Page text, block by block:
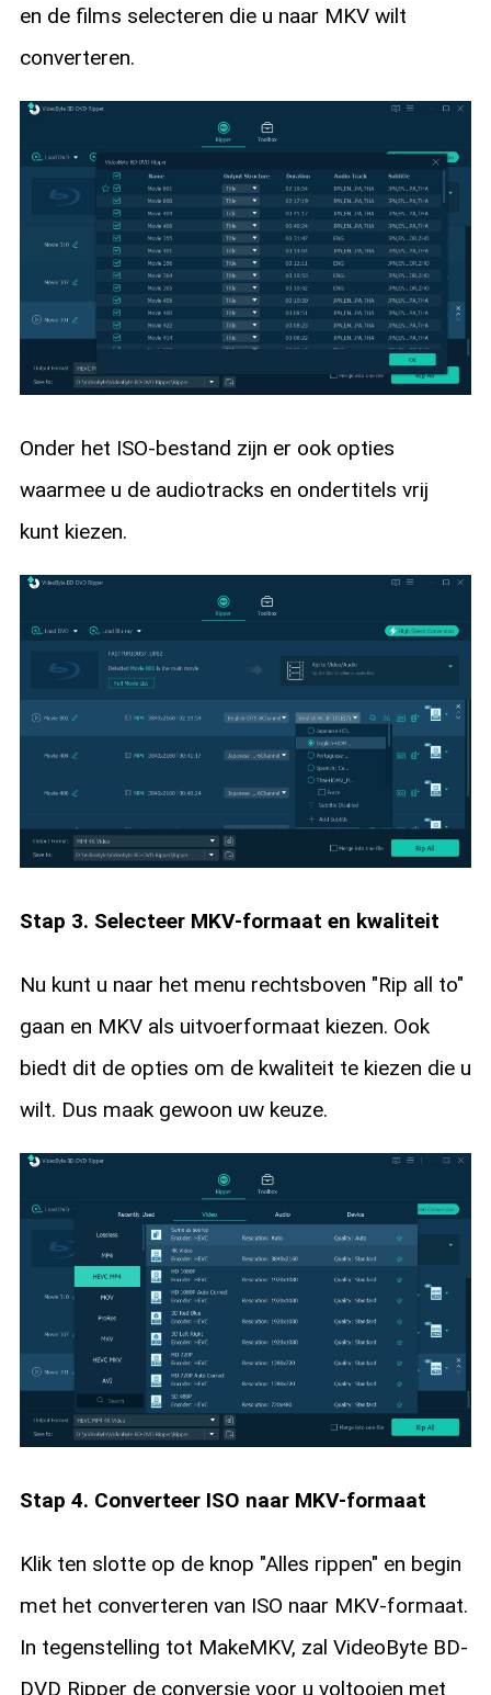
en de films selecteren die u naar MKV wilt
converteren.
Onder het ISO-bestand zijn er ook opties
waarmee u de audiotracks en ondertitels vrij
kunt kiezen.
Stap 3. Selecteer MKV-formaat en kwaliteit
Nu kunt u naar het menu rechtsboven "Rip all to"
gaan en MKV als uitvoerformaat kiezen. Ook
biedt dit de opties om de kwaliteit te kiezen die u
wilt. Dus maak gewoon uw keuze.
Stap 4. Converteer ISO naar MKV-formaat
Klik ten slotte op de knop "Alles rippen" en begin
met het converteren van ISO naar MKV-formaat.
In tegenstelling tot MakeMKV, zal VideoByte BD-
DVD Ripper de conversie voor u voltooien met